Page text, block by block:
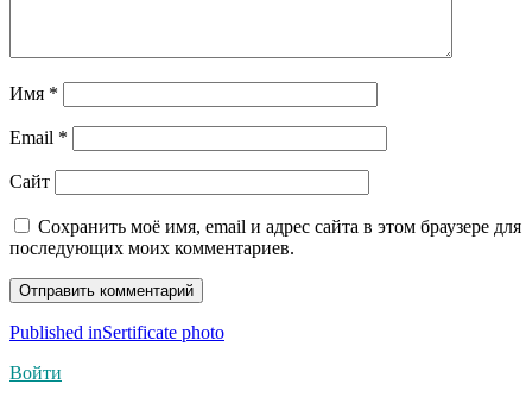
Имя *
Email *
Сайт
Сохранить моё имя, email и адрес сайта в этом браузере для
последующих моих комментариев.
Навигация
по
Published inSertificate photo
Войти